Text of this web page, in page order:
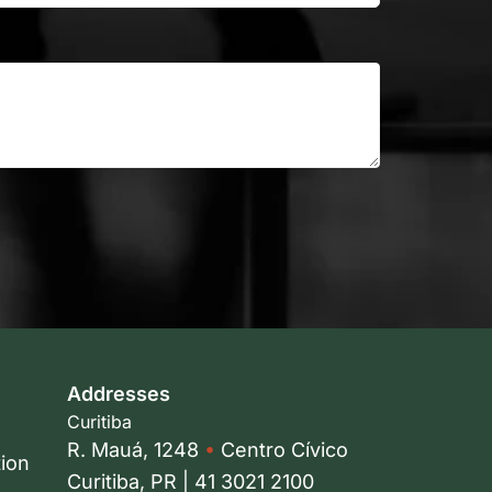
Addresses
Curitiba
R. Mauá, 1248 • Centro Cívico
Curitiba, PR | 41 3021 2100